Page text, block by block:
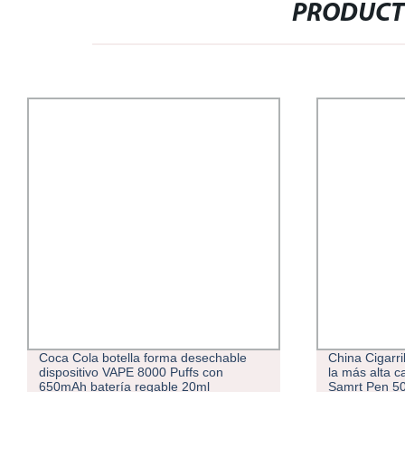
botella forma desechable
VAPE 8000 Puffs con
regable 20ml
China Cigarrillo Electrónico
la más alta calidad Mayoreo
Samrt Pen 500 Puff Vape